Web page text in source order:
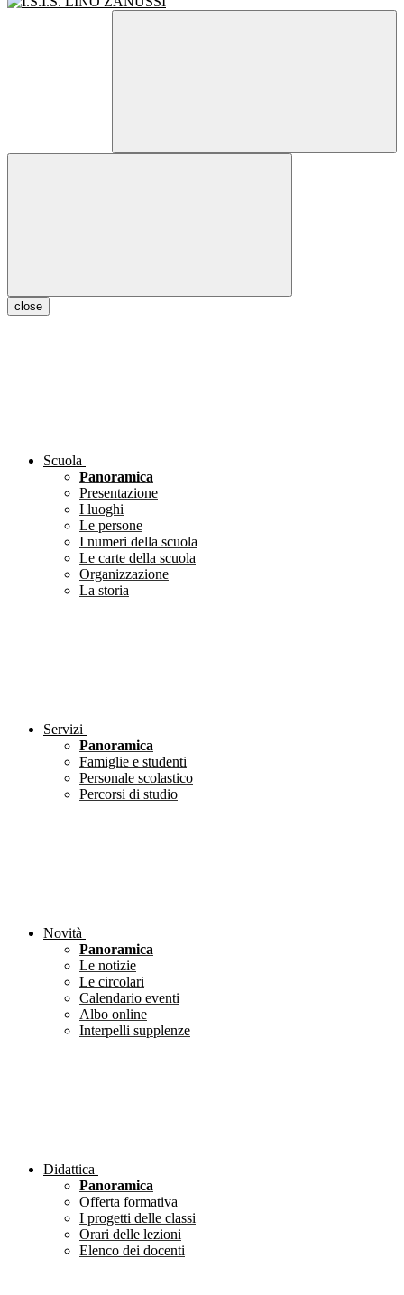
close
Scuola
Panoramica
Presentazione
I luoghi
Le persone
I numeri della scuola
Le carte della scuola
Organizzazione
La storia
Servizi
Panoramica
Famiglie e studenti
Personale scolastico
Percorsi di studio
Novità
Panoramica
Le notizie
Le circolari
Calendario eventi
Albo online
Interpelli supplenze
Didattica
Panoramica
Offerta formativa
I progetti delle classi
Orari delle lezioni
Elenco dei docenti